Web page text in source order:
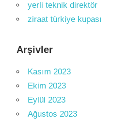
yerli teknik direktör
ziraat türkiye kupası
Arşivler
Kasım 2023
Ekim 2023
Eylül 2023
Ağustos 2023